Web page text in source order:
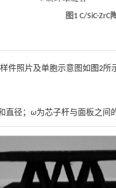
图1 C/SiC-ZrC
件照片及单胞示意图如 图2所
直径； ω为芯子杆与面板之间